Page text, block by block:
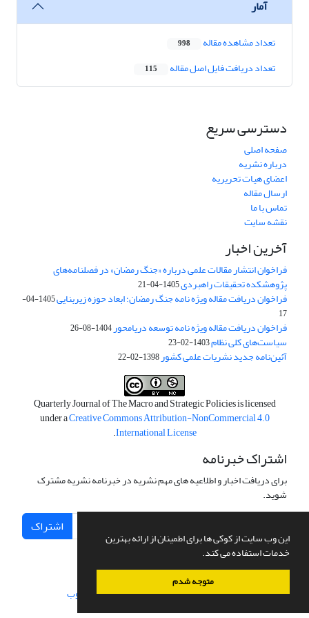
این وب سایت از کوکی ها برای اطمینان از ارائه بهترین
خدمات استفاده می کند.
متوجه شدم
آمار
تعداد مشاهده مقاله 998
تعداد دریافت فایل اصل مقاله 115
دسترسی سریع
صفحه اصلی
درباره نشریه
اعضای هیات تحریریه
ارسال مقاله
تماس با ما
نقشه سایت
آخرین اخبار
فراخوان انتشار مقالات علمی درباره «جنگ رمضان» در فصلنامه‌های
پژوهشکده تحقیقات راهبردی1405-04-21
فراخوان دریافت مقاله ویژه نامه جنگ رمضان؛ ابعاد حوزه زیربنایی
1405-04-
17
فراخوان دریافت مقاله ویژه نامه توسعه دریامحور1404-08-26
سیاست‌های کلی نظام1403-02-23
آئین‌نامه جدید نشریات علمی کشور1398-02-22
Quarterly Journal of The Macro and Strategic Policies is licensed
under aCreative Commons Attribution-NonCommercial 4.0
International License
.
اشتراک خبرنامه
برای دریافت اخبار و اطلاعیه های مهم نشریه در خبرنامه نشریه مشترک
شوید.
اشتراک
سامانه مدیریت نشریات علمی.طراحی و پیاده سازی از سیناوب